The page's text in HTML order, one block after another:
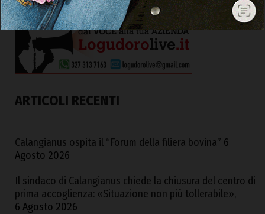
ARTICOLI RECENTI
Calangianus ospita il “Forum della filiera bovina” 6
Agosto 2026
Il sindaco di Calangianus chiede la chiusura del centro di
prima accoglienza: «Situazione non più tollerabile»,
6 Agosto 2026